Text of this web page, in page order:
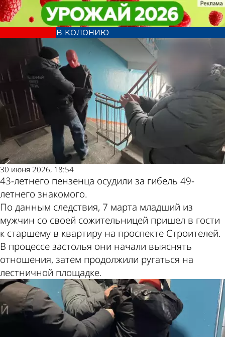
Пензенца, сбросившего
знакомого с лестницы, отправили
в колонию
Криминал
30 июня 2026, 18:54
43-летнего пензенца осудили за гибель 49-
летнего знакомого.
По данным следствия, 7 марта младший из
мужчин со своей сожительницей пришел в гости
к старшему в квартиру на проспекте Строителей.
В процессе застолья они начали выяснять
отношения, затем продолжили ругаться на
лестничной площадке.
Пензенца, сбросившего
знакомого с лестницы, отправили
в колонию
Криминал
Другие новости
по теме
Погода и курсы
валют в Пензе